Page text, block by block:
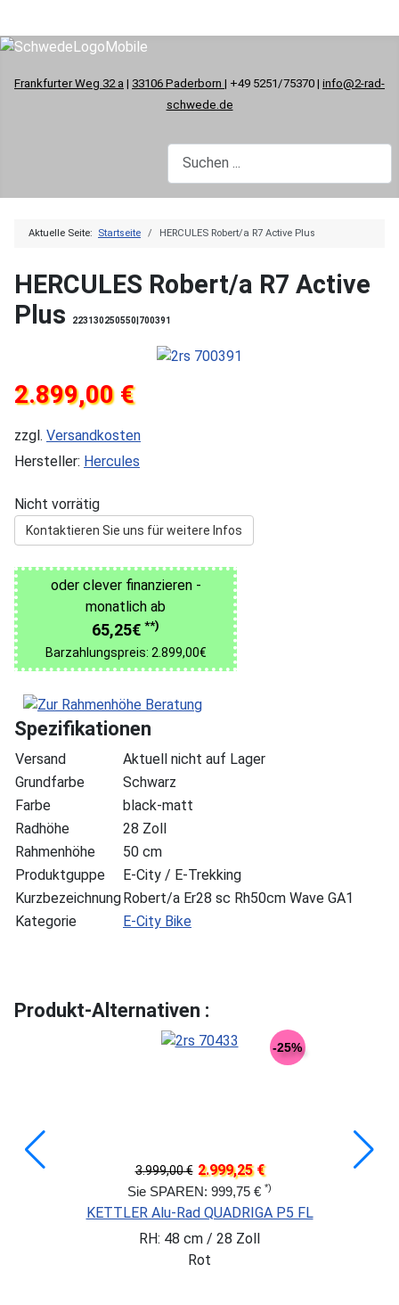
Frankfurter Weg 32 a | 33106 Paderborn | +49 5251/75370 | info@2-rad-
schwede.de
Aktuelle Seite: Startseite HERCULES Robert/a R7 Active Plus
HERCULES Robert/a R7 Active
Plus
223130250550|700391
2.899,00 €
zzgl. Versandkosten
Hersteller: Hercules
Nicht vorrätig
Kontaktieren Sie uns für weitere Infos
oder clever finanzieren -
monatlich ab
65,25€ **)
Barzahlungspreis: 2.899,00€
Spezifikationen
Versand
Aktuell nicht auf Lager
Grundfarbe
Schwarz
Farbe
black-matt
Radhöhe
28 Zoll
Rahmenhöhe
50 cm
Produktguppe
E-City / E-Trekking
KurzbezeichnungRobert/a Er28 sc Rh50cm Wave GA1
Kategorie
E-City Bike
Produkt-Alternativen :
-25%
3.999,00 € 2.999,25 €
Sie SPAREN: 999,75 € *)
KETTLER Alu-Rad QUADRIGA P5 FL
RH: 48 cm / 28 Zoll
Rot